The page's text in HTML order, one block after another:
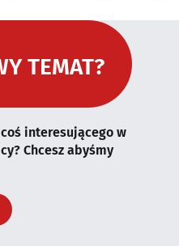
TEMAT?
coś interesującego w
Chcesz abyśmy